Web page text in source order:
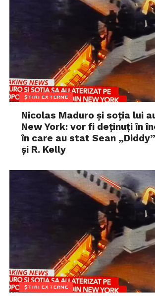
ȘTIRI EXTERNE
Nicolas Maduro și soția lui
New York: vor fi deținuți în
în care au stat Sean
și R. Kelly
ȘTIRI EXTERNE